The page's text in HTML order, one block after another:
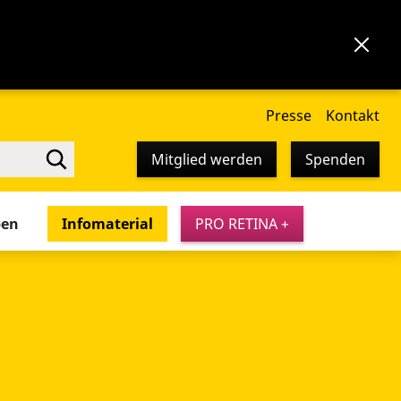
Presse Kontakt
Mitglied werden Spenden
Infomaterial PRO RETINA +